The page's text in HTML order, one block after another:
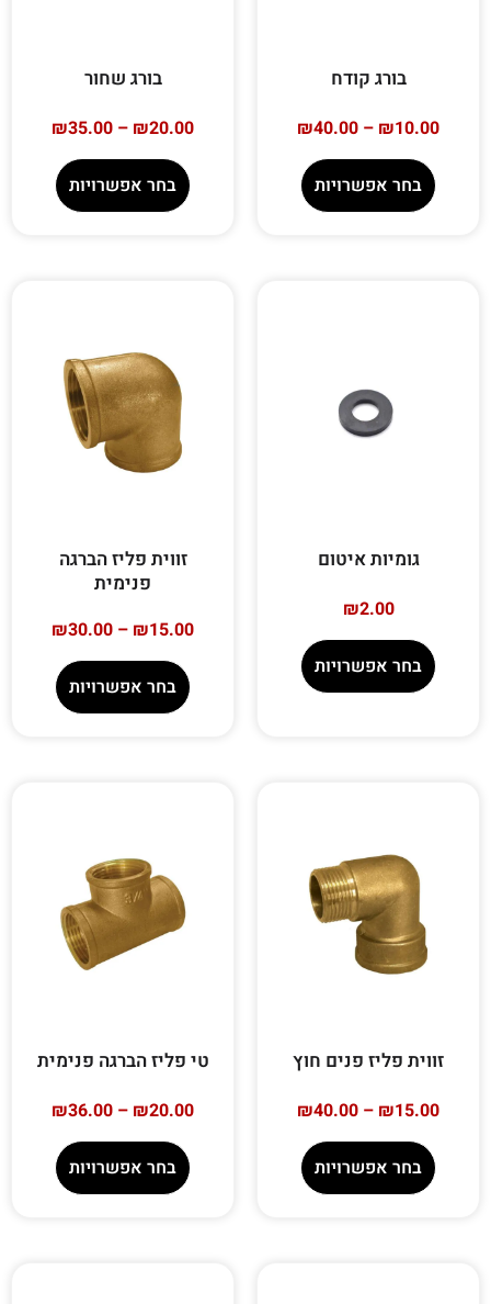
בורג קודח
₪10.00
–
₪40.00
בחר אפשרויות
בורג שחור
₪20.00
–
₪35.00
בחר אפשרויות
גומיות איטום
₪2.00
בחר אפשרויות
זווית פליז הברגה
פנימית
₪15.00
–
₪30.00
בחר אפשרויות
זווית פליז פנים חוץ
₪15.00
–
₪40.00
בחר אפשרויות
טי פליז הברגה פנימית
₪20.00
–
₪36.00
בחר אפשרויות